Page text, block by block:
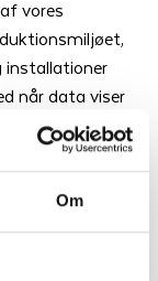
Om
vores
installationer
når data viser
for at træffe
giver
og miljøet.